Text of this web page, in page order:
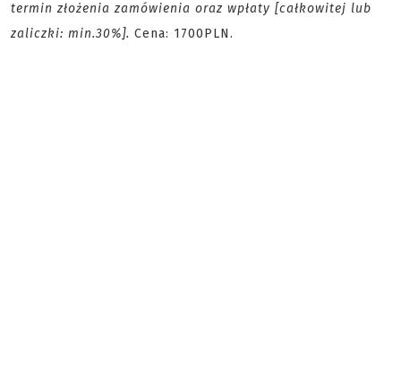
termin złożenia zamówienia oraz wpłaty [całkowitej lub
zaliczki: min.30%]. Cena: 1700PLN.